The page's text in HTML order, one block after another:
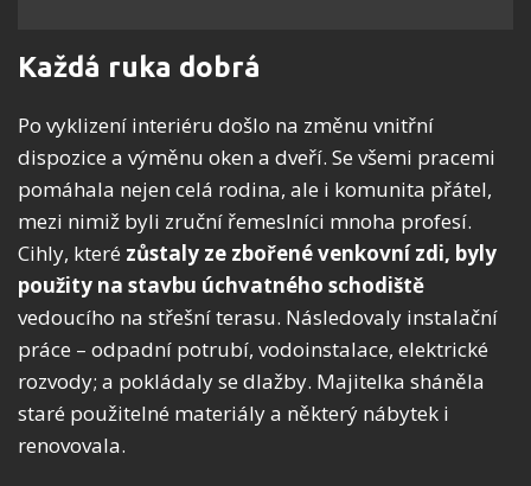
Každá ruka dobrá
Po vyklizení interiéru došlo na změnu vnitřní
dispozice a výměnu oken a dveří. Se všemi pracemi
pomáhala nejen celá rodina, ale i komunita přátel,
mezi nimiž byli zruční řemeslníci mnoha profesí.
Cihly, které zůstaly ze zbořené venkovní zdi, byly
použity na stavbu úchvatného schodiště
vedoucího na střešní terasu. Následovaly instalační
práce – odpadní potrubí, vodoinstalace, elektrické
rozvody; a pokládaly se dlažby. Majitelka sháněla
staré použitelné materiály a některý nábytek i
renovovala.